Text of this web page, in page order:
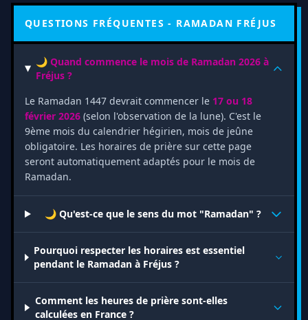
QUESTIONS FRÉQUENTES - RAMADAN FRÉJUS
🌙 Quand commence le mois de Ramadan 2026 à
Fréjus ?
Le Ramadan 1447 devrait commencer le 17 ou 18
février 2026 (selon l'observation de la lune). C'est le
9ème mois du calendrier hégirien, mois de jeûne
obligatoire. Les horaires de prière sur cette page
seront automatiquement adaptés pour le mois de
Ramadan.
🌙 Qu'est-ce que le sens du mot "Ramadan" ?
Pourquoi respecter les horaires est essentiel
pendant le Ramadan à Fréjus ?
Comment les heures de prière sont-elles
calculées en France ?